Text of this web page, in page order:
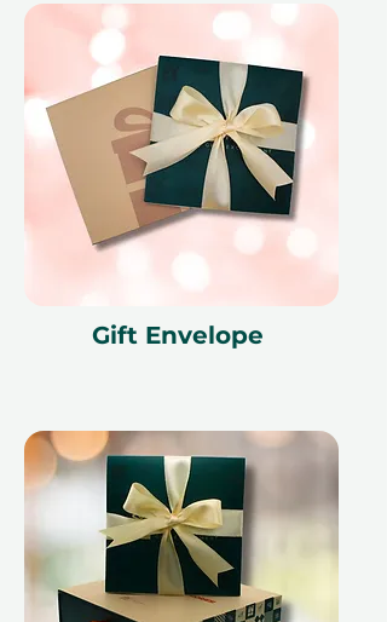
Этот подарочный сертификат
действителен в течение 12
месяцев и имеет уникальный код
идентификации, может быть
использован только один раз, не
может быть обменян на
наличные, заменен в случае
Подарочный сертификат должен
быть указан при использовании и
которое подлежит наличию;
бронирование на тот же день не
может быть обработано из-за
политики наших партнеров.
Отмена бронирования может
сделать сертификат
недействительным. Условия
Gift Envelope